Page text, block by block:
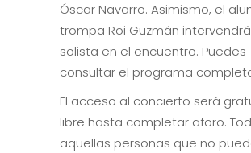
Óscar Navarro. Asimismo, el
trompa Roi Guzmán
solista en el encuentro. Puedes
consultar el programa
El acceso al concierto será
libre hasta completar aforo.
aquellas personas que no